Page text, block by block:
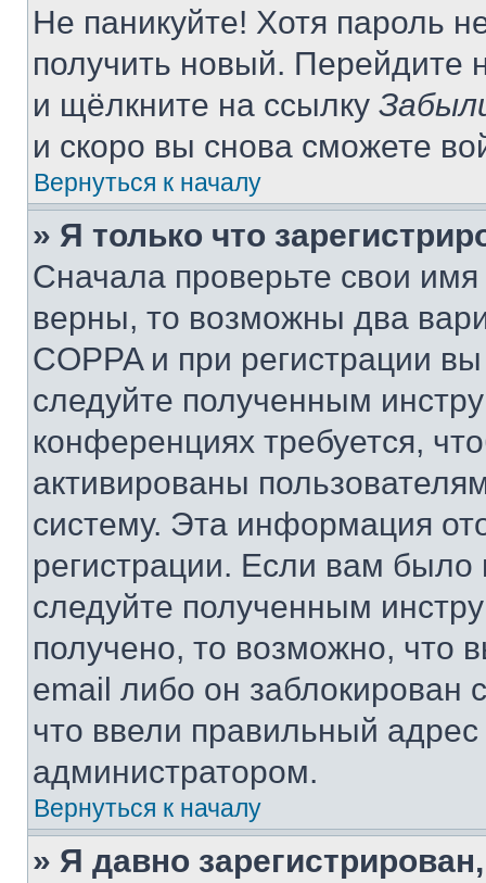
Не паникуйте! Хотя пароль
получить новый. Перейдите
и щёлкните на ссылку
и скоро вы снова сможете
Вернуться к началу
» Я только что
Сначала проверьте свои
верны, то возможны два
COPPA и при регистрации
следуйте полученным
конференциях требуется,
активированы
систему. Эта информация
регистрации. Если вам
следуйте полученным
получено, то возможно, что
email либо он
что ввели правильный адрес
администратором.
Вернуться к началу
» Я давно